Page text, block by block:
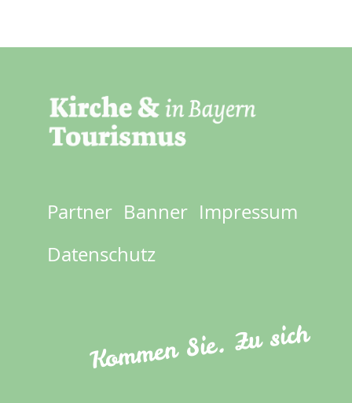
Footer
menu
Partner Banner Impressum
Datenschutz
Kommen Sie. Zu sich